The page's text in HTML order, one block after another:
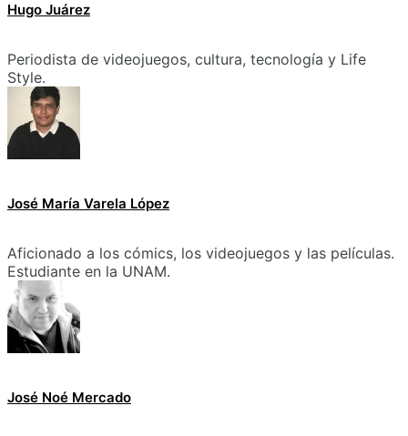
Hugo Juárez
Periodista de videojuegos, cultura, tecnología y Life
Style.
José María Varela López
Aficionado a los cómics, los videojuegos y las películas.
Estudiante en la UNAM.
José Noé Mercado